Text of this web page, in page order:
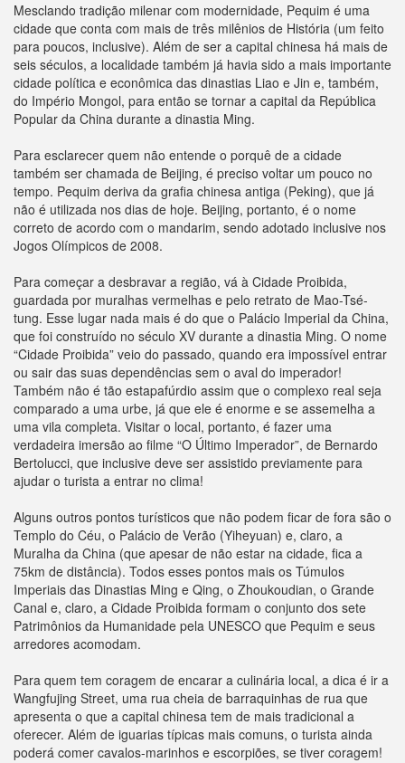
Mesclando tradição milenar com modernidade, Pequim é uma
cidade que conta com mais de três milênios de História (um feito
para poucos, inclusive). Além de ser a capital chinesa há mais de
seis séculos, a localidade também já havia sido a mais importante
cidade política e econômica das dinastias Liao e Jin e, também,
do Império Mongol, para então se tornar a capital da República
Popular da China durante a dinastia Ming.
Para esclarecer quem não entende o porquê de a cidade
também ser chamada de Beijing, é preciso voltar um pouco no
tempo. Pequim deriva da grafia chinesa antiga (Peking), que já
não é utilizada nos dias de hoje. Beijing, portanto, é o nome
correto de acordo com o mandarim, sendo adotado inclusive nos
Jogos Olímpicos de 2008.
Para começar a desbravar a região, vá à Cidade Proibida,
guardada por muralhas vermelhas e pelo retrato de Mao-Tsé-
tung. Esse lugar nada mais é do que o Palácio Imperial da China,
que foi construído no século XV durante a dinastia Ming. O nome
“Cidade Proibida” veio do passado, quando era impossível entrar
ou sair das suas dependências sem o aval do imperador!
Também não é tão estapafúrdio assim que o complexo real seja
comparado a uma urbe, já que ele é enorme e se assemelha a
uma vila completa. Visitar o local, portanto, é fazer uma
verdadeira imersão ao filme “O Último Imperador”, de Bernardo
Bertolucci, que inclusive deve ser assistido previamente para
ajudar o turista a entrar no clima!
Alguns outros pontos turísticos que não podem ficar de fora são o
Templo do Céu, o Palácio de Verão (Yiheyuan) e, claro, a
Muralha da China (que apesar de não estar na cidade, fica a
75km de distância). Todos esses pontos mais os Túmulos
Imperiais das Dinastias Ming e Qing, o Zhoukoudian, o Grande
Canal e, claro, a Cidade Proibida formam o conjunto dos sete
Patrimônios da Humanidade pela UNESCO que Pequim e seus
arredores acomodam.
Para quem tem coragem de encarar a culinária local, a dica é ir a
Wangfujing Street, uma rua cheia de barraquinhas de rua que
apresenta o que a capital chinesa tem de mais tradicional a
oferecer. Além de iguarias típicas mais comuns, o turista ainda
poderá comer cavalos-marinhos e escorpiões, se tiver coragem!